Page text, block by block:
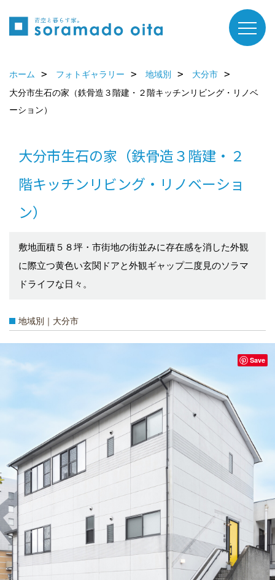
ホーム フォトギャラリー 地域別
大分市
大分市生石の家（鉄骨造３階建・２階キッチンリビング・リノベ
ーション）
大分市生石の家（鉄骨造３階建・２
階キッチンリビング・リノベーショ
ン）
敷地面積５８坪・市街地の街並みに存在感を消した外観
に際立つ黄色い玄関ドアと外観ギャップ二度見のソラマ
ドライフな日々。
地域別｜大分市
Save